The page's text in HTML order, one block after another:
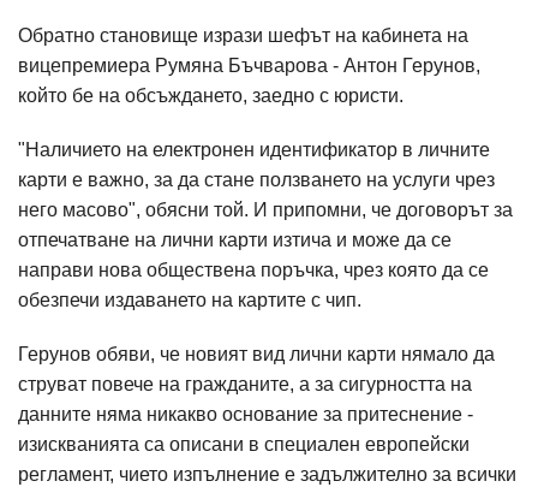
Обратно становище изрази шефът на кабинета на
вицепремиера Румяна Бъчварова - Антон Герунов,
който бе на обсъждането, заедно с юристи.
"Наличието на електронен идентификатор в личните
карти е важно, за да стане ползването на услуги чрез
него масово", обясни той. И припомни, че договорът за
отпечатване на лични карти изтича и може да се
направи нова обществена поръчка, чрез която да се
обезпечи издаването на картите с чип.
Герунов обяви, че новият вид лични карти нямало да
струват повече на гражданите, а за сигурността на
данните няма никакво основание за притеснение -
изискванията са описани в специален европейски
регламент, чието изпълнение е задължително за всички